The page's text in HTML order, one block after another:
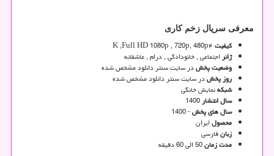
معرفی سریال زخم کاری
کیفیت۴K ,Full HD 1080p , 720p, 480p
ژانراجتماعی , خانودادگی , درام , عاشقانه
وضعیت پخشدر سایت سنتر دانلود مشخص شده
روز پخشدر سایت سنتر دانلود مشخص شده
شبکهنمایش خانگی
سال انتشار1400
سال های پخش- 1400
محصولایران
زبانفارسی
مدت زمان50 الی 60 دقیقه